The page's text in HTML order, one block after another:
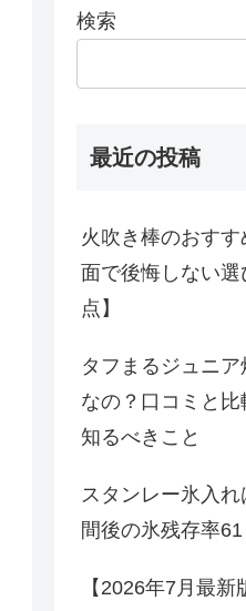
検索
最近の投稿
火吹き棒のおす
面で後悔しない
点】
タフまるジュニ
なの？口コミと
知るべきこと
スタンレー氷入
間後の氷残存率
【2026年7月最